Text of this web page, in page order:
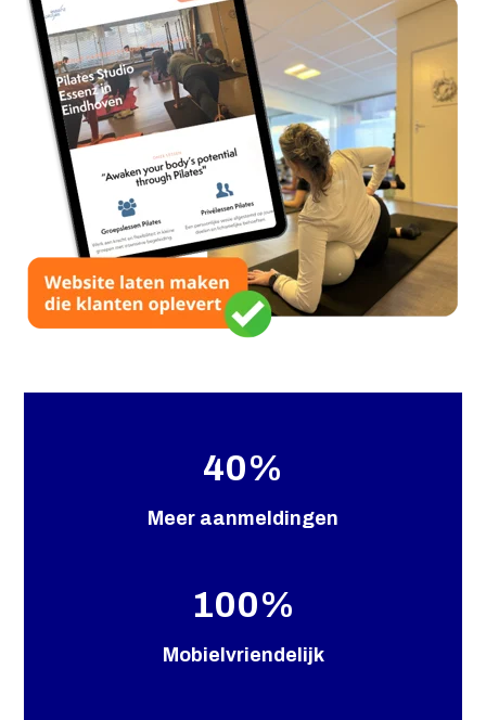
40%
Meer aanmeldingen
100%
Mobielvriendelijk